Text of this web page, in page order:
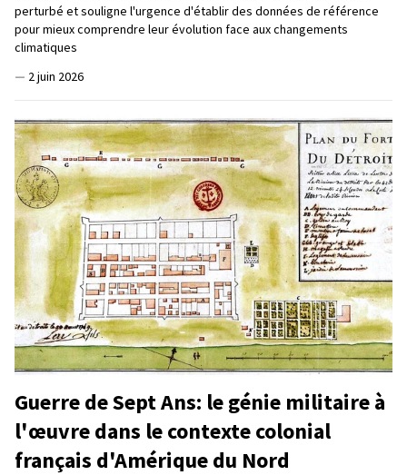
perturbé et souligne l'urgence d'établir des données de référence
pour mieux comprendre leur évolution face aux changements
climatiques
— 2 juin 2026
Guerre de Sept Ans: le génie militaire à
l'œuvre dans le contexte colonial
français d'Amérique du Nord